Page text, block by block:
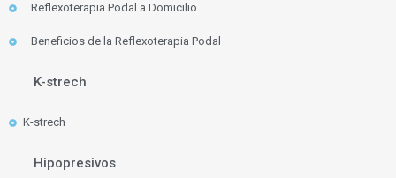
Reflexoterapia Podal a Domicilio
Beneficios de la Reflexoterapia Podal
K-strech
K-strech
Hipopresivos